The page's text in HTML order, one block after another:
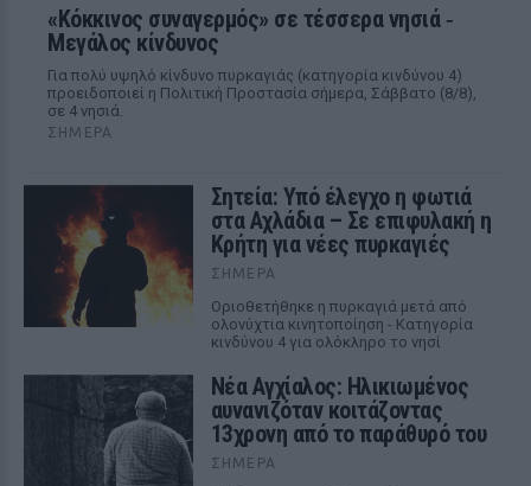
«Κόκκινος συναγερμός» σε τέσσερα νησιά ‑
Μεγάλος κίνδυνος
Για πολύ υψηλό κίνδυνο πυρκαγιάς (κατηγορία κινδύνου 4)
προειδοποιεί η Πολιτική Προστασία σήμερα, Σάββατο (8/8),
σε 4 νησιά.
ΣΉΜΕΡΑ
Σητεία: Υπό έλεγχο η φωτιά
στα Αχλάδια – Σε επιφυλακή η
Κρήτη για νέες πυρκαγιές
ΣΉΜΕΡΑ
Οριοθετήθηκε η πυρκαγιά μετά από
ολονύχτια κινητοποίηση - Κατηγορία
κινδύνου 4 για ολόκληρο το νησί
Νέα Αγχίαλος: Ηλικιωμένος
αυνανιζόταν κοιτάζοντας
13χρονη από το παράθυρό του
ΣΉΜΕΡΑ